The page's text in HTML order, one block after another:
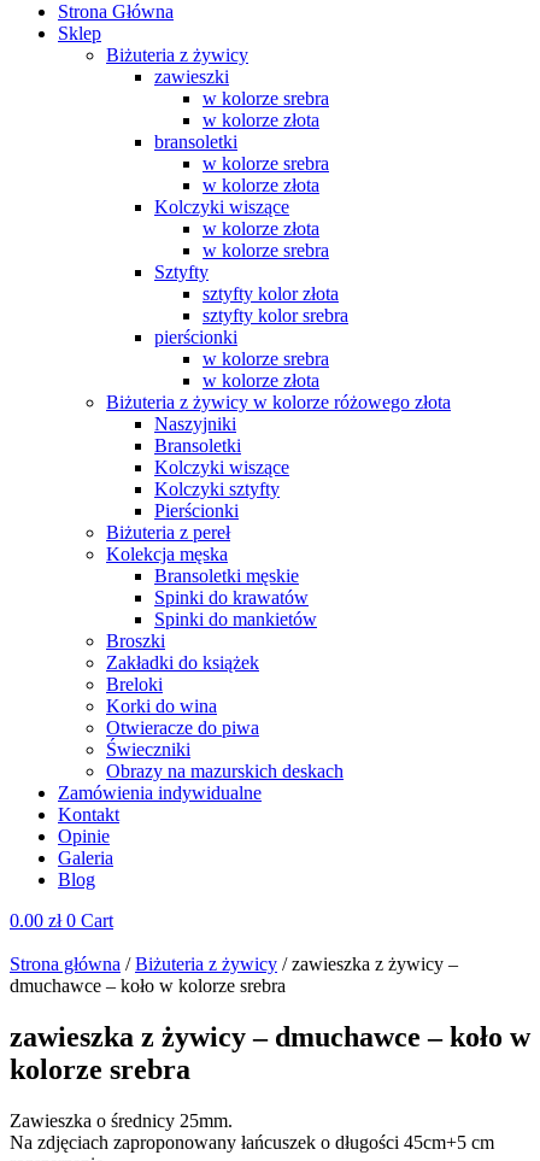
Strona Główna
Sklep
Biżuteria z żywicy
zawieszki
w kolorze srebra
w kolorze złota
bransoletki
w kolorze srebra
w kolorze złota
Kolczyki wiszące
w kolorze złota
w kolorze srebra
Sztyfty
sztyfty kolor złota
sztyfty kolor srebra
pierścionki
w kolorze srebra
w kolorze złota
Biżuteria z żywicy w kolorze różowego złota
Naszyjniki
Bransoletki
Kolczyki wiszące
Kolczyki sztyfty
Pierścionki
Biżuteria z pereł
Kolekcja męska
Bransoletki męskie
Spinki do krawatów
Spinki do mankietów
Broszki
Zakładki do książek
Breloki
Korki do wina
Otwieracze do piwa
Świeczniki
Obrazy na mazurskich deskach
Zamówienia indywidualne
Kontakt
Opinie
Galeria
Blog
0.00 zł 0 Cart
Strona główna /Biżuteria z żywicy / zawieszka z żywicy –
dmuchawce – koło w kolorze srebra
zawieszka z żywicy – dmuchawce – koło w
kolorze srebra
Zawieszka o średnicy 25mm.
Na zdjęciach zaproponowany łańcuszek o długości 45cm+5 cm